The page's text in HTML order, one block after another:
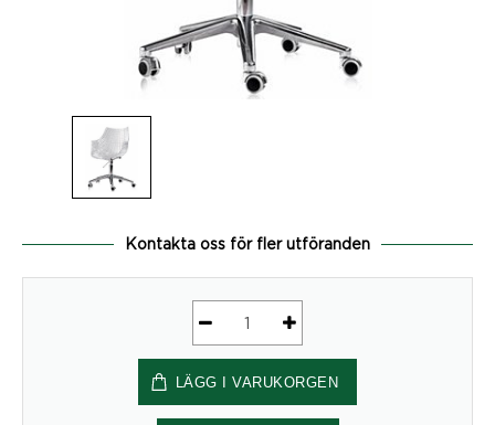
Kontakta oss för fler utföranden
Kubika
mängd
LÄGG I VARUKORGEN